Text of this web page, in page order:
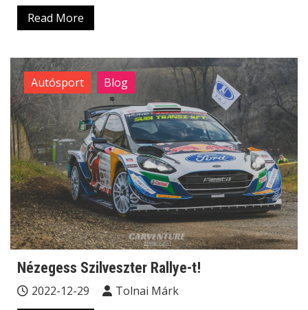
Read More
Autósport Blog
Nézegess Szilveszter Rallye-t!
2022-12-29 Tolnai Márk